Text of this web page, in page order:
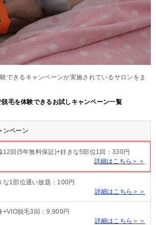
できるキャンペーンが実施されているサロンをま
毛を体験できるお試しキャンペーン一覧
ンペーン
12回(5年無料保証)+好きな5部位1回：330円
詳細はこちら＞＞
な1部位通い放題：100円
詳細はこちら＞＞
+VIO脱毛3回：9,900円
詳細はこちら＞＞